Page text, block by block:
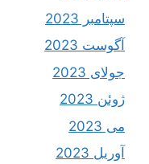
سپتامبر 2023
آگوست 2023
جولای 2023
ژوئن 2023
می 2023
آوریل 2023